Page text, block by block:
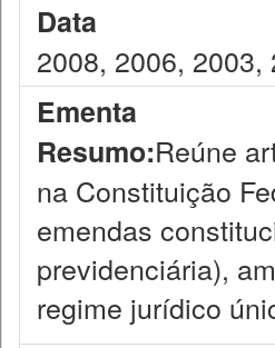
Data
2008, 2006, 2003,
Ementa
Resumo:Reúne
na Constituição
emendas
previdenciária),
regime jurídico